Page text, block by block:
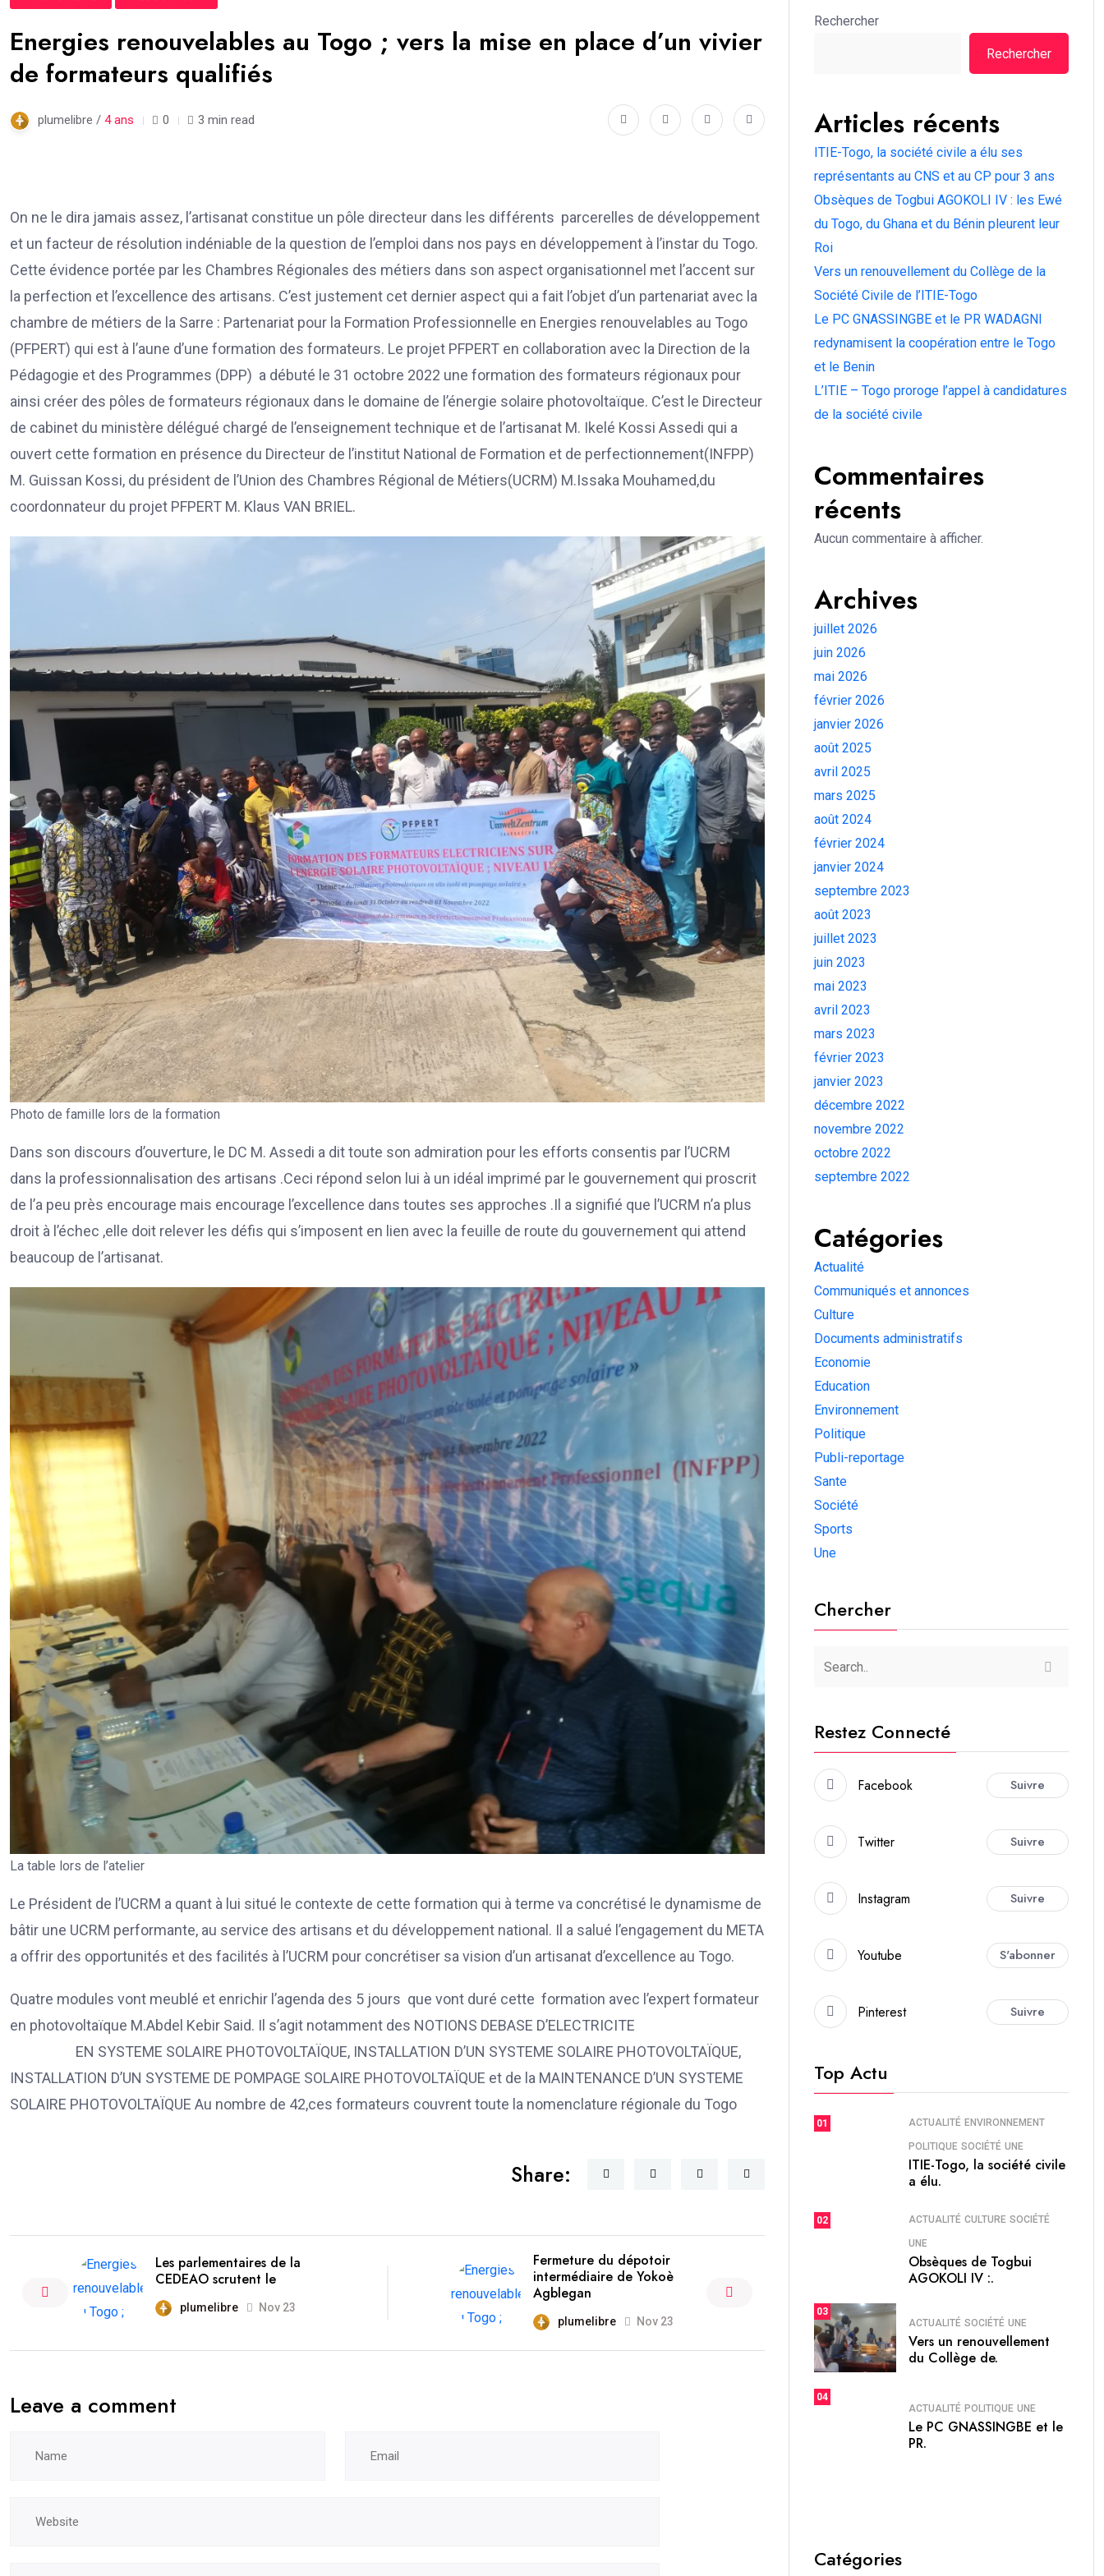
Energies renouvelables au Togo ; vers la mise en place d’un vivier
de formateurs qualifiés
plumelibre / 4 ans 0 3 min read
On ne le dira jamais assez, l’artisanat constitue un pôle directeur dans les différents parcerelles de développement
et un facteur de résolution indéniable de la question de l’emploi dans nos pays en développement à l’instar du Togo.
Cette évidence portée par les Chambres Régionales des métiers dans son aspect organisationnel met l’accent sur
la perfection et l’excellence des artisans. C’est justement cet dernier aspect qui a fait l’objet d’un partenariat avec la
chambre de métiers de la Sarre : Partenariat pour la Formation Professionnelle en Energies renouvelables au Togo
(PFPERT) qui est à l’aune d’une formation des formateurs. Le projet PFPERT en collaboration avec la Direction de la
Pédagogie et des Programmes (DPP) a débuté le 31 octobre 2022 une formation des formateurs régionaux pour
ainsi créer des pôles de formateurs régionaux dans le domaine de l’énergie solaire photovoltaïque. C’est le Directeur
de cabinet du ministère délégué chargé de l’enseignement technique et de l’artisanat M. Ikelé Kossi Assedi qui a
ouvert cette formation en présence du Directeur de l’institut National de Formation et de perfectionnement(INFPP)
M. Guissan Kossi, du président de l’Union des Chambres Régional de Métiers(UCRM) M.Issaka Mouhamed,du
coordonnateur du projet PFPERT M. Klaus VAN BRIEL.
Photo de famille lors de la formation
Dans son discours d’ouverture, le DC M. Assedi a dit toute son admiration pour les efforts consentis par l’UCRM
dans la professionnalisation des artisans .Ceci répond selon lui à un idéal imprimé par le gouvernement qui proscrit
de l’a peu près encourage mais encourage l’excellence dans toutes ses approches .Il a signifié que l’UCRM n’a plus
droit à l’échec ,elle doit relever les défis qui s’imposent en lien avec la feuille de route du gouvernement qui attend
beaucoup de l’artisanat.
La table lors de l’atelier
Le Président de l’UCRM a quant à lui situé le contexte de cette formation qui à terme va concrétisé le dynamisme de
bâtir une UCRM performante, au service des artisans et du développement national. Il a salué l’engagement du META
a offrir des opportunités et des facilités à l’UCRM pour concrétiser sa vision d’un artisanat d’excellence au Togo.
Quatre modules vont meublé et enrichir l’agenda des 5 jours que vont duré cette formation avec l’expert formateur
en photovoltaïque M.Abdel Kebir Said. Il s’agit notamment des NOTIONS DEBASE D’ELECTRICITE
EN SYSTEME SOLAIRE PHOTOVOLTAÏQUE, INSTALLATION D’UN SYSTEME SOLAIRE PHOTOVOLTAÏQUE,
INSTALLATION D’UN SYSTEME DE POMPAGE SOLAIRE PHOTOVOLTAÏQUE et de la MAINTENANCE D’UN SYSTEME
SOLAIRE PHOTOVOLTAÏQUE Au nombre de 42,ces formateurs couvrent toute la nomenclature régionale du Togo
Share:
Les parlementaires de la
CEDEAO scrutent le
plumelibre Nov 23
Fermeture du dépotoir
intermédiaire de Yokoè
Agblegan
plumelibre Nov 23
Leave a comment
Rechercher
Rechercher
Articles récents
ITIE-Togo, la société civile a élu ses
représentants au CNS et au CP pour 3 ans
Obsèques de Togbui AGOKOLI IV : les Ewé
du Togo, du Ghana et du Bénin pleurent leur
Roi
Vers un renouvellement du Collège de la
Société Civile de l’ITIE-Togo
Le PC GNASSINGBE et le PR WADAGNI
redynamisent la coopération entre le Togo
et le Benin
L’ITIE – Togo proroge l’appel à candidatures
de la société civile
Commentaires
récents
Aucun commentaire à afficher.
Archives
juillet 2026
juin 2026
mai 2026
février 2026
janvier 2026
août 2025
avril 2025
mars 2025
août 2024
février 2024
janvier 2024
septembre 2023
août 2023
juillet 2023
juin 2023
mai 2023
avril 2023
mars 2023
février 2023
janvier 2023
décembre 2022
novembre 2022
octobre 2022
septembre 2022
Catégories
Actualité
Communiqués et annonces
Culture
Documents administratifs
Economie
Education
Environnement
Politique
Publi-reportage
Sante
Société
Sports
Une
Chercher
Restez Connecté
Facebook Suivre
Twitter Suivre
Instagram Suivre
Youtube S'abonner
Pinterest Suivre
Top Actu
01 ACTUALITÉ ENVIRONNEMENT
POLITIQUE SOCIÉTÉ UNE
ITIE-Togo, la société civile
a élu.
02 ACTUALITÉ CULTURE SOCIÉTÉ
UNE
Obsèques de Togbui
AGOKOLI IV :.
03
ACTUALITÉ SOCIÉTÉ UNE
Vers un renouvellement
du Collège de.
04
ACTUALITÉ POLITIQUE UNE
Le PC GNASSINGBE et le
PR.
Catégories